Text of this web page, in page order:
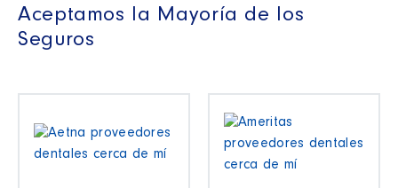
Aceptamos la Mayoría de los
Seguros